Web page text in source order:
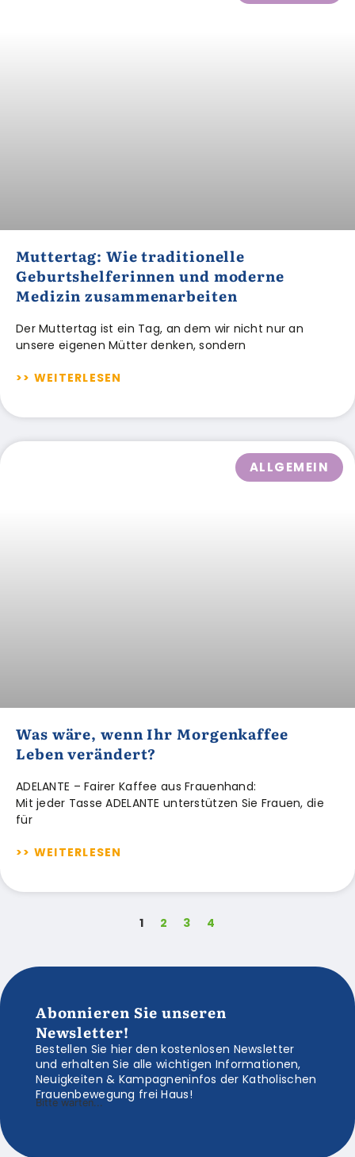
Muttertag: Wie traditionelle
Geburtshelferinnen und moderne
Medizin zusammenarbeiten
Der Muttertag ist ein Tag, an dem wir nicht nur an
unsere eigenen Mütter denken, sondern
>> WEITERLESEN
ALLGEMEIN
Was wäre, wenn Ihr Morgenkaffee
Leben verändert?
ADELANTE – Fairer Kaffee aus Frauenhand:
Mit jeder Tasse ADELANTE unterstützen Sie Frauen, die
für
>> WEITERLESEN
1 2 3 4
Abonnieren Sie unseren
Newsletter!
Bestellen Sie hier den kostenlosen Newsletter
und erhalten Sie alle wichtigen Informationen,
Neuigkeiten & Kampagneninfos der Katholischen
Frauenbewegung frei Haus!
Bitte warten...